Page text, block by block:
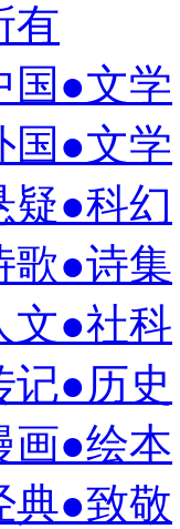
有
国●文学
国●文学
疑●科幻
歌●诗集
文●社科
记●历史
画●绘本
典●致敬